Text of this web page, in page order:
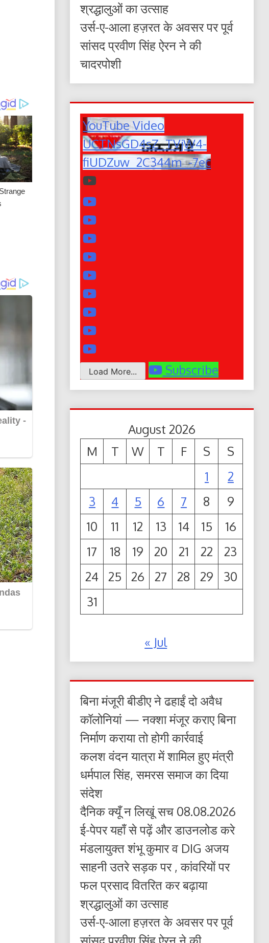
श्रद्धालुओं का उत्साह
उर्स-ए-आला हज़रत के अवसर पर पूर्व
सांसद प्रवीण सिंह ऐरन ने की
चादरपोशी
YouTube Video
UCTNsGD4sZ_TVjW4-
fiUDZuw_2C344m_-7ec
Load More... Subscribe
August 2026
M
T W T F S
S
1
2
3
4 5 6 7 8
9
10
11 12 13 14 15
16
17
18 19 20 21 22
23
24
25 26 27 28 29
30
31
« Jul
बिना मंजूरी बीडीए ने ढहाईं दो अवैध
कॉलोनियां — नक्शा मंजूर कराए बिना
निर्माण कराया तो होगी कार्रवाई
कलश वंदन यात्रा में शामिल हुए मंत्री
धर्मपाल सिंह, समरस समाज का दिया
संदेश
दैनिक क्यूँ न लिखूं सच 08.08.2026
ई-पेपर यहाँ से पढ़ें और डाउनलोड करे
मंडलायुक्त शंभू कुमार व DIG अजय
साहनी उतरे सड़क पर , कांवरियों पर
फल प्रसाद वितरित कर बढ़ाया
श्रद्धालुओं का उत्साह
उर्स-ए-आला हज़रत के अवसर पर पूर्व